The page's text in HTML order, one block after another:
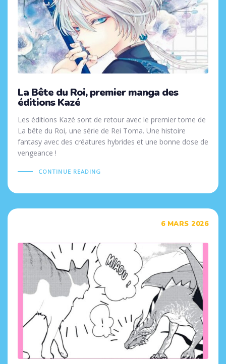
La Bête du Roi, premier manga des
éditions Kazé
Les éditions Kazé sont de retour avec le premier tome de
La bête du Roi, une série de Rei Toma. Une histoire
fantasy avec des créatures hybrides et une bonne dose de
vengeance !
CONTINUE READING
6 MARS 2026